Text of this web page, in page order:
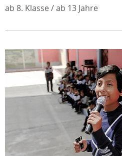
ab 8. Klasse / ab 13 Jahre